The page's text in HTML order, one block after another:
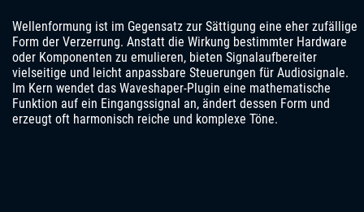
Wellenformung ist im Gegensatz zur Sättigung eine eher zufällige
Form der Verzerrung. Anstatt die Wirkung bestimmter Hardware
oder Komponenten zu emulieren, bieten Signalaufbereiter
vielseitige und leicht anpassbare Steuerungen für Audiosignale.
Im Kern wendet das Waveshaper-Plugin eine mathematische
Funktion auf ein Eingangssignal an, ändert dessen Form und
erzeugt oft harmonisch reiche und komplexe Töne.